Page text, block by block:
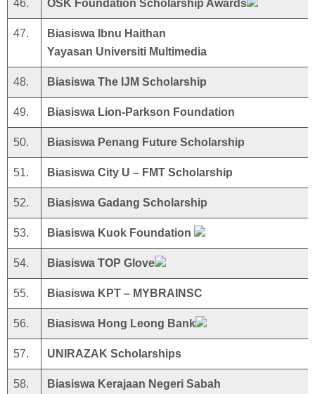
46. OSK Foundation Scholarship Awards
47.
Biasiswa Ibnu Haithan
Yayasan Universiti Multimedia
48. Biasiswa The IJM Scholarship
49. Biasiswa Lion-Parkson Foundation
50. Biasiswa Penang Future Scholarship
51. Biasiswa City U – FMT Scholarship
52. Biasiswa Gadang Scholarship
53. Biasiswa Kuok Foundation
54. Biasiswa TOP Glove
55. Biasiswa KPT – MYBRAINSC
56. Biasiswa Hong Leong Bank
57. UNIRAZAK Scholarships
58. Biasiswa Kerajaan Negeri Sabah